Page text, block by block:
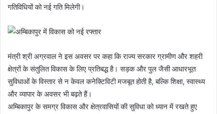
गतिविधियों को नई गति मिलेगी।
मंत्री श्री अग्रवाल ने इस अवसर पर कहा कि राज्य सरकार ग्रामीण और शहरी
क्षेत्रों के संतुलित विकास के लिए प्रतिबद्ध है। सड़क और पुल जैसी आधारभूत
सुविधाओं के विस्तार से न केवल कनेक्टिविटी मजबूत होती है, बल्कि शिक्षा, स्वास्थ्य
और व्यापार के अवसर भी बढ़ते हैं।
अम्बिकापुर के समग्र विकास और क्षेत्रवासियों की सुविधा को ध्यान में रखते हुए